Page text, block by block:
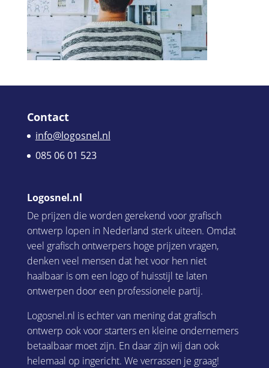
Contact
info@logosnel.nl
085 06 01 523
Logosnel.nl
De prijzen die worden gerekend voor grafisch
ontwerp lopen in Nederland sterk uiteen. Omdat
veel grafisch ontwerpers hoge prijzen vragen,
denken veel mensen dat het voor hen niet
haalbaar is om een logo of huisstijl te laten
ontwerpen door een professionele partij.
Logosnel.nl is echter van mening dat grafisch
ontwerp ook voor starters en kleine ondernemers
betaalbaar moet zijn. En daar zijn wij dan ook
helemaal op ingericht. We verrassen je graag!